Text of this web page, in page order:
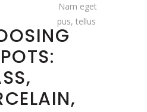
ultricies nisi. Nam eget
tempus, tellus